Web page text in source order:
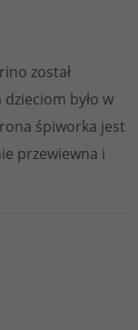
został
było w
śpiworka jest
przewiewna i